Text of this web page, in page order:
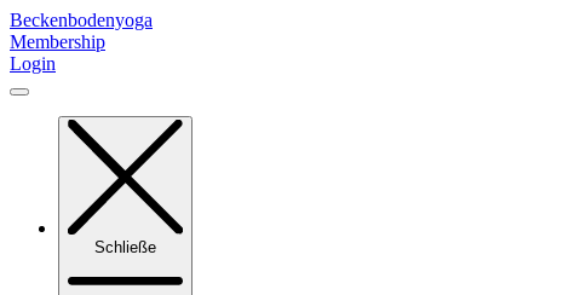
Zum
Inhalt
springen
Beckenbodenyoga
Membership
Login
Schließe